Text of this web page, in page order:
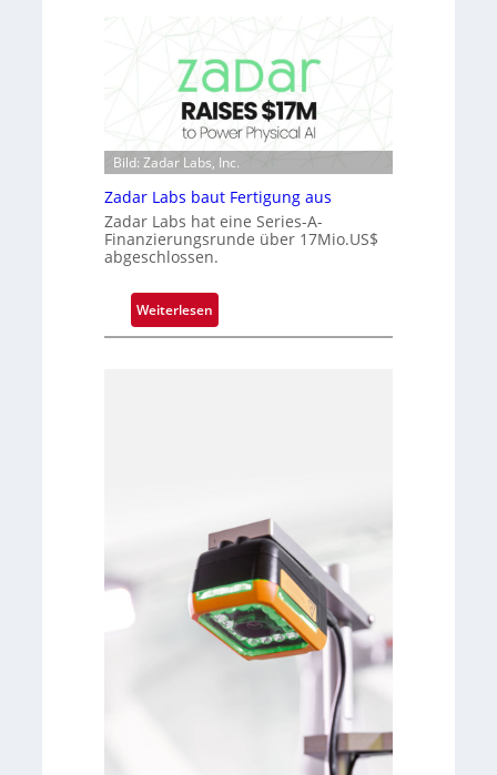
a
r
k
V
i
s
i
o
n
o
c
h
i
p
l
a
n
Ü
b
o
H
a
i
Bild: Zadar Labs, Inc.
Zadar Labs baut Fertigung aus
Zadar Labs hat eine Series-A-
Finanzierungsrunde über 17Mio.US$
abgeschlossen.
Weiterlesen:
Z
b
u
t
F